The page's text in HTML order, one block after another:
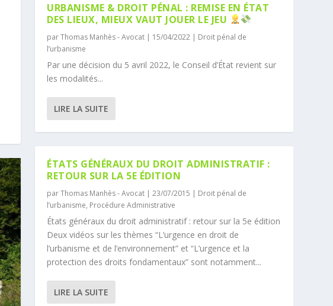
URBANISME & DROIT PÉNAL : REMISE EN ÉTAT
DES LIEUX, MIEUX VAUT JOUER LE JEU
parThomas Manhès - Avocat | 15/04/2022 | Droit pénal de
l’urbanisme
Par une décision du 5 avril 2022, le Conseil d’État revient sur
les modalités...
LIRE LA SUITE
ÉTATS GÉNÉRAUX DU DROIT ADMINISTRATIF :
RETOUR SUR LA 5E ÉDITION
parThomas Manhès - Avocat |23/07/2015 | Droit pénal de
l’urbanisme, Procédure Administrative
États généraux du droit administratif : retour sur la 5e édition
Deux vidéos sur les thèmes “L’urgence en droit de
l’urbanisme et de l’environnement” et “L’urgence et la
protection des droits fondamentaux” sont notamment...
LIRE LA SUITE